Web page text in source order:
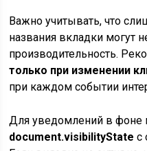
Важно учитывать, что
названия вкладки могут
производительность.
только при изменении
при каждом событии
Для уведомлений в фоне
document.visibilityState с